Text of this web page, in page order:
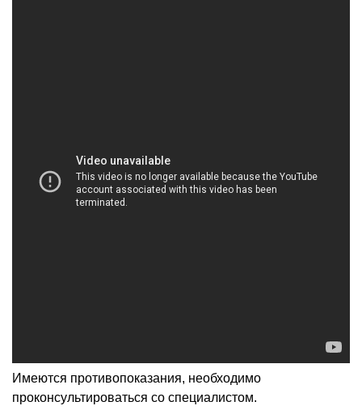
Имеются противопоказания, необходимо
проконсультироваться со специалистом.